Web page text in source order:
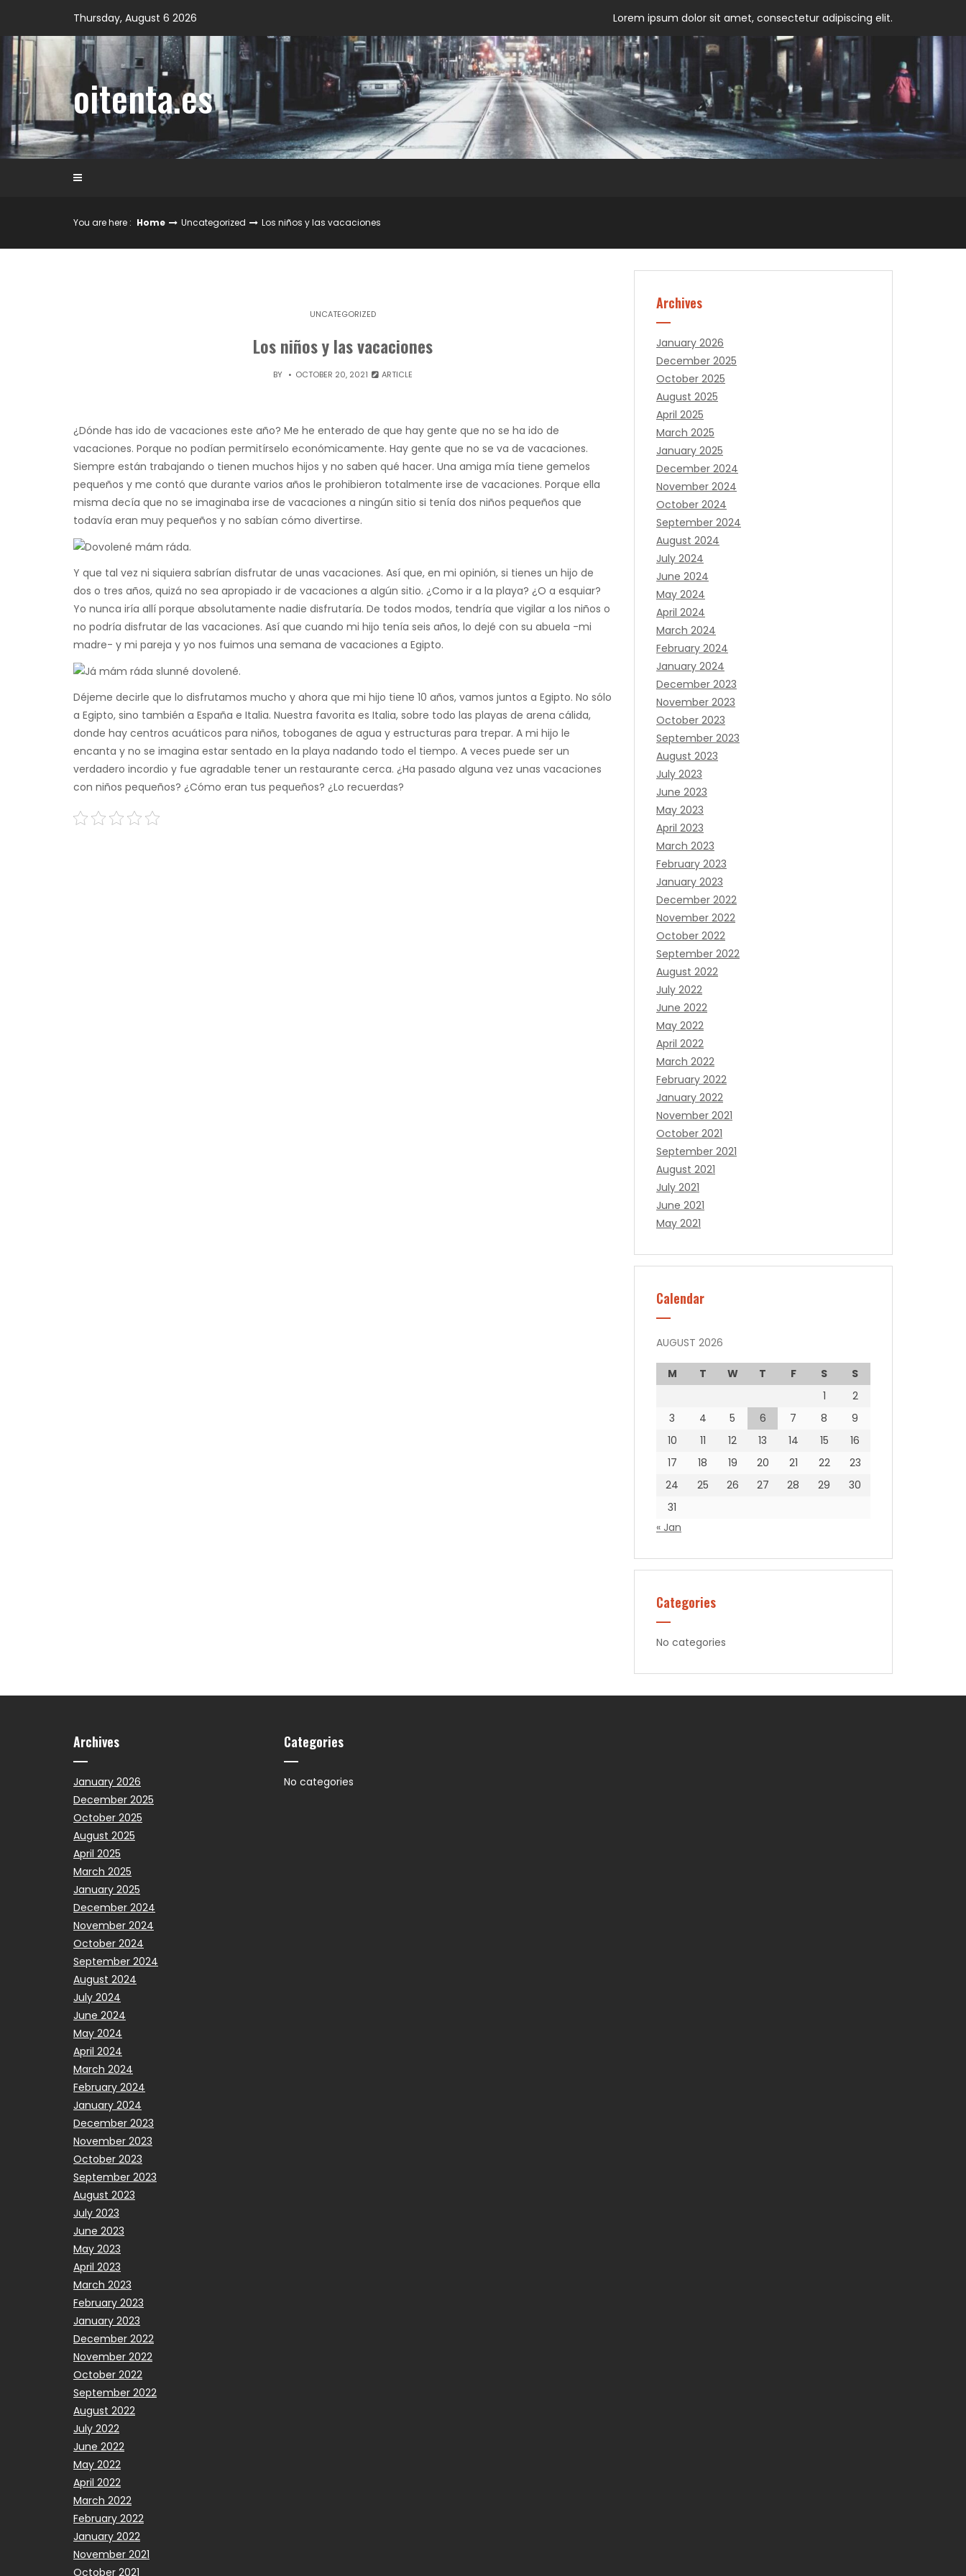
content
Thursday, August 6 2026 Lorem ipsum dolor sit amet, consectetur adipiscing elit.
oitenta.es
You are here : Home Uncategorized Los niños y las vacaciones
UNCATEGORIZED
Los niños y las vacaciones
BY OCTOBER 20, 2021 ARTICLE
¿Dónde has ido de vacaciones este año? Me he enterado de que hay gente que no se ha ido de
vacaciones. Porque no podían permitírselo económicamente. Hay gente que no se va de vacaciones.
Siempre están trabajando o tienen muchos hijos y no saben qué hacer. Una amiga mía tiene gemelos
pequeños y me contó que durante varios años le prohibieron totalmente irse de vacaciones. Porque ella
misma decía que no se imaginaba irse de vacaciones a ningún sitio si tenía dos niños pequeños que
todavía eran muy pequeños y no sabían cómo divertirse.
Y que tal vez ni siquiera sabrían disfrutar de unas vacaciones. Así que, en mi opinión, si tienes un hijo de
dos o tres años, quizá no sea apropiado ir de vacaciones a algún sitio. ¿Como ir a la playa? ¿O a esquiar?
Yo nunca iría allí porque absolutamente nadie disfrutaría. De todos modos, tendría que vigilar a los niños o
no podría disfrutar de las vacaciones. Así que cuando mi hijo tenía seis años, lo dejé con su abuela -mi
madre- y mi pareja y yo nos fuimos una semana de vacaciones a Egipto.
Déjeme decirle que lo disfrutamos mucho y ahora que mi hijo tiene 10 años, vamos juntos a Egipto. No sólo
a Egipto, sino también a España e Italia. Nuestra favorita es Italia, sobre todo las playas de arena cálida,
donde hay centros acuáticos para niños, toboganes de agua y estructuras para trepar. A mi hijo le
encanta y no se imagina estar sentado en la playa nadando todo el tiempo. A veces puede ser un
verdadero incordio y fue agradable tener un restaurante cerca. ¿Ha pasado alguna vez unas vacaciones
con niños pequeños? ¿Cómo eran tus pequeños? ¿Lo recuerdas?
Archives
January 2026
December 2025
October 2025
August 2025
April 2025
March 2025
January 2025
December 2024
November 2024
October 2024
September 2024
August 2024
July 2024
June 2024
May 2024
April 2024
March 2024
February 2024
January 2024
December 2023
November 2023
October 2023
September 2023
August 2023
July 2023
June 2023
May 2023
April 2023
March 2023
February 2023
January 2023
December 2022
November 2022
October 2022
September 2022
August 2022
July 2022
June 2022
May 2022
April 2022
March 2022
February 2022
January 2022
November 2021
October 2021
September 2021
August 2021
July 2021
June 2021
May 2021
Calendar
AUGUST 2026
M T W T F S
S
1
2
3
4 5 6 7 8
9
10
11 12 13 14 15
16
17
18 19 20 21 22
23
24
25 26 27 28 29
30
31
« Jan
Categories
No categories
Archives
January 2026
December 2025
October 2025
August 2025
April 2025
March 2025
January 2025
December 2024
November 2024
October 2024
September 2024
August 2024
July 2024
June 2024
May 2024
April 2024
March 2024
February 2024
January 2024
December 2023
November 2023
October 2023
September 2023
August 2023
July 2023
June 2023
May 2023
April 2023
March 2023
February 2023
January 2023
December 2022
November 2022
October 2022
September 2022
August 2022
July 2022
June 2022
May 2022
April 2022
March 2022
February 2022
January 2022
November 2021
October 2021
Categories
No categories